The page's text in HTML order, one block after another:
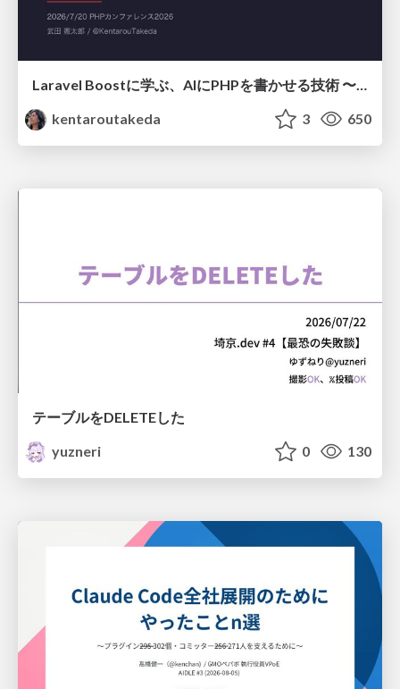
Laravel Boostに学ぶ、AIにPHPを書かせる技術 〜OSSの実装から蒸留するエージェント制御の王道〜
kentaroutakeda
3 650
テーブルをDELETEした
yuzneri
0 130